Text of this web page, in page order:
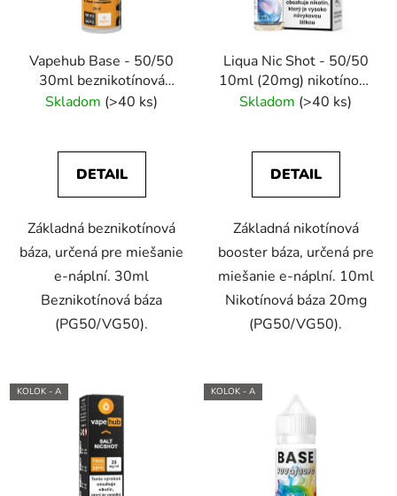
Vapehub Base - 50/50
30ml beznikotínová
báza
Skladom (>40 ks)
DETAIL
Základná beznikotínová
báza, určená pre miešanie
e-náplní. 30ml
Beznikotínová báza
(PG50/VG50).
Liqua Nic Shot - 50/50
10ml (20mg) nikotínový
booster
Skladom (>40 ks)
DETAIL
Základná nikotínová
booster báza, určená pre
miešanie e-náplní. 10ml
Nikotínová báza 20mg
(PG50/VG50).
KOLOK - A KOLOK - A